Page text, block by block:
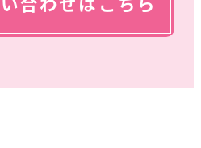
合わせはこちら